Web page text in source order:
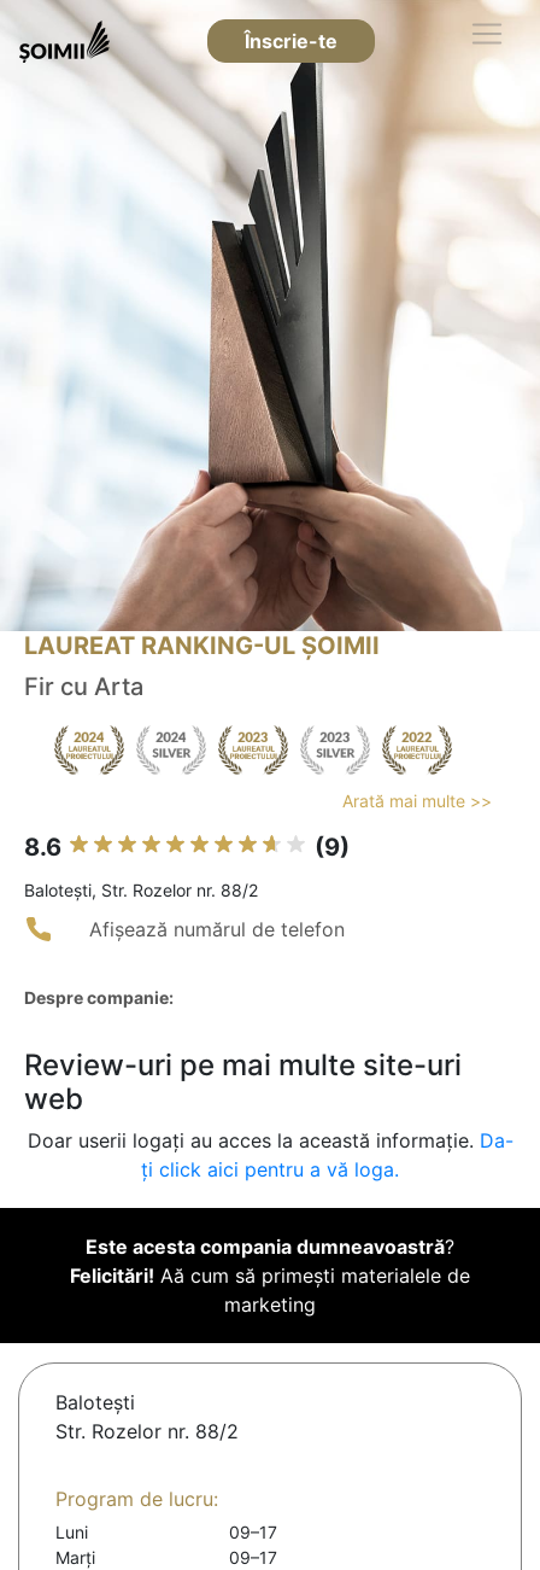
Înscrie-te
LAUREAT RANKING-UL ȘOIMII
Fir cu Arta
Arată mai multe >>
8.6 (9)
Baloteşti, Str. Rozelor nr. 88/2
Afișează numărul de telefon
Despre companie:
Review-uri pe mai multe site-uri
web
Doar userii logați au acces la această informație. Da-
ți click aici pentru a vă loga.
Este acesta compania dumneavoastră?
Felicitări! Aă cum să primești materialele de
marketing
Baloteşti
Str. Rozelor nr. 88/2
Program de lucru:
Luni
09–17
Marți
09–17